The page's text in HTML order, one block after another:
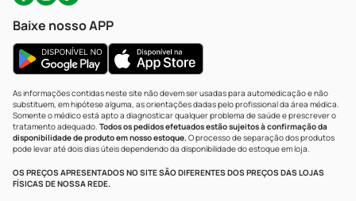
Baixe nosso APP
As informações contidas neste site não devem ser usadas para automedicação e não
substituem, em hipótese alguma, as orientações dadas pelo profissional da área médica.
Somente o médico está apto a diagnosticar qualquer problema de saúde e prescrever o
tratamento adequado. Todos os pedidos efetuados estão sujeitos à confirmação da
disponibilidade de produto em nosso estoque.O processo de separação dos produtos
pode levar até dois dias úteis dependendo da disponibilidade do estoque em loja.
OS PREÇOS APRESENTADOS NO SITE SÃO DIFERENTES DOS PREÇOS DAS LOJAS
FÍSICAS DE NOSSA REDE.